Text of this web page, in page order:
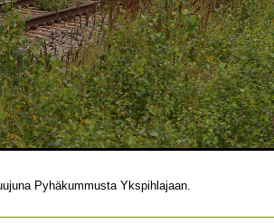
Pyhäkummusta Ykspihlajaan.